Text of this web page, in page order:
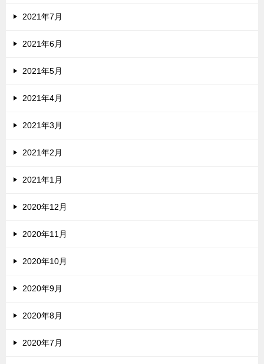
2021年7月
2021年6月
2021年5月
2021年4月
2021年3月
2021年2月
2021年1月
2020年12月
2020年11月
2020年10月
2020年9月
2020年8月
2020年7月